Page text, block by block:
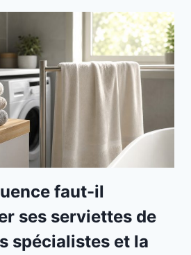
faut-il
ses serviettes de
spécialistes et la